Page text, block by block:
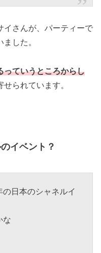
イさんが、パーティーで
した。
っていうところからし
せられています。
イベント？
日本のシャネルイ
な